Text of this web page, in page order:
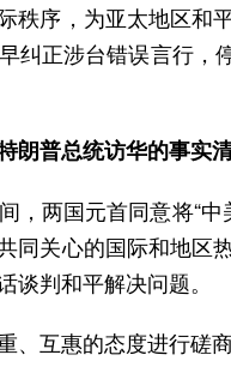
秩序，为亚太地区和
纠正涉台错误言行，
朗普总统访华的事实
，两国元首同意将“
同关心的国际和地区
判和平解决问题。
、互惠的态度进行磋